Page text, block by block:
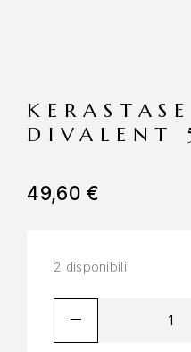
49,60 €
2 disponibili